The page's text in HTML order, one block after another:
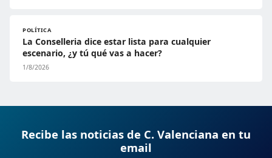
POLÍTICA
La Conselleria dice estar lista para cualquier
escenario, ¿y tú qué vas a hacer?
1/8/2026
Recibe las noticias de C. Valenciana en tu
email